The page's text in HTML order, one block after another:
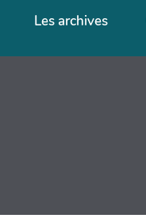
Les archives